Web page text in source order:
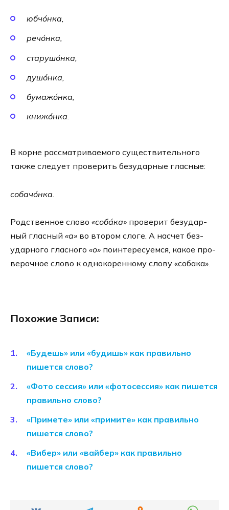
юбчо́нка,
речо́нка,
ста­рушо́нка,
душо́нка,
бумажо́нка,
книжо́нка.
В корне рас­смат­ри­ва­е­мо­го суще­стви­тель­но­го
так­же сле­ду­ет про­ве­рить без­удар­ные глас­ные:
собачо́нка.
Родственное сло­во «соба́ка» про­ве­рит без­удар­
ный глас­ный «а» во вто­ром сло­ге. А насчет без­
удар­но­го глас­но­го «о» поин­те­ре­су­ем­ся, какое про­
ве­роч­ное сло­во к одно­ко­рен­но­му сло­ву «соба­ка».
Похожие Записи:
«Будешь» или «будишь» как правильно
пишется слово?
«Фото сессия» или «фотосессия» как пишется
правильно слово?
«Примете» или «примите» как правильно
пишется слово?
«Вибер» или «вайбер» как правильно
пишется слово?